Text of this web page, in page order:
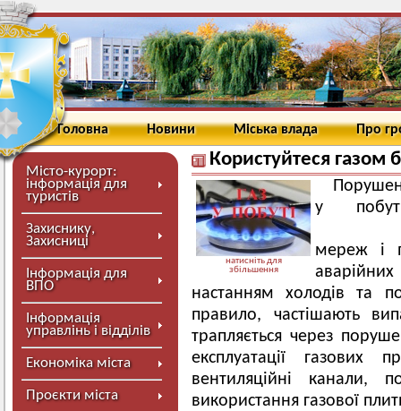
Головна Новини Міська влада Про
Місто-курорт:
інформація для
туристів
Захиснику,
Захисниці
Інформація для
ВПО
Інформація
управлінь і відділів
Економіка міста
Проєкти міста
Користуйтеся газом
натисніть для
збільшення
у
мереж і
настанням холодів та
правило, частішають
трапляється через
експлуатації газових
вентиляційні
використання газової